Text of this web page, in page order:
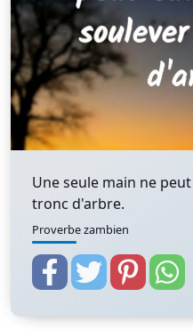
Une seule main ne
tronc d'arbre.
Proverbe zambien